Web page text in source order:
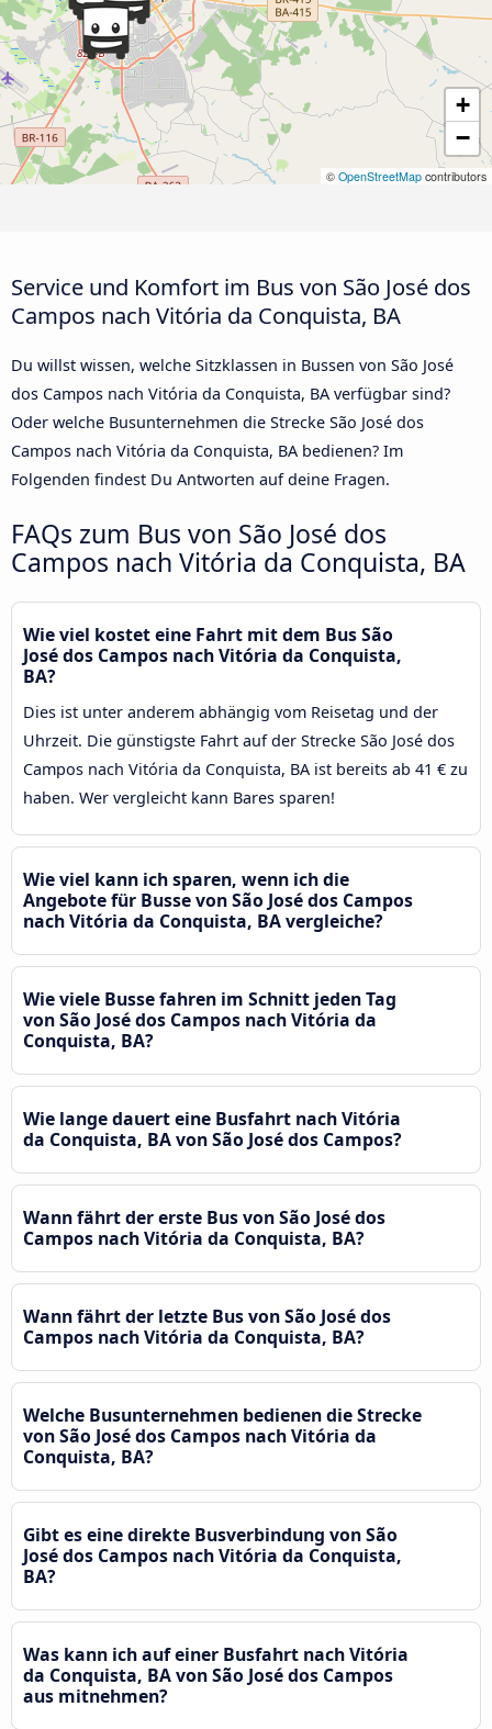
+
−
© OpenStreetMap contributors
Service und Komfort im Bus von São José dos
Campos nach Vitória da Conquista, BA
Du willst wissen, welche Sitzklassen in Bussen von São José
dos Campos nach Vitória da Conquista, BA verfügbar sind?
Oder welche Busunternehmen die Strecke São José dos
Campos nach Vitória da Conquista, BA bedienen? Im
Folgenden findest Du Antworten auf deine Fragen.
FAQs zum Bus von São José dos
Campos nach Vitória da Conquista, BA
Wie viel kostet eine Fahrt mit dem Bus São
José dos Campos nach Vitória da Conquista,
BA?
Dies ist unter anderem abhängig vom Reisetag und der
Uhrzeit. Die günstigste Fahrt auf der Strecke São José dos
Campos nach Vitória da Conquista, BA ist bereits ab 41 € zu
haben. Wer vergleicht kann Bares sparen!
Wie viel kann ich sparen, wenn ich die
Angebote für Busse von São José dos Campos
nach Vitória da Conquista, BA vergleiche?
Wie viele Busse fahren im Schnitt jeden Tag
von São José dos Campos nach Vitória da
Conquista, BA?
Wie lange dauert eine Busfahrt nach Vitória
da Conquista, BA von São José dos Campos?
Wann fährt der erste Bus von São José dos
Campos nach Vitória da Conquista, BA?
Wann fährt der letzte Bus von São José dos
Campos nach Vitória da Conquista, BA?
Welche Busunternehmen bedienen die Strecke
von São José dos Campos nach Vitória da
Conquista, BA?
Gibt es eine direkte Busverbindung von São
José dos Campos nach Vitória da Conquista,
BA?
Was kann ich auf einer Busfahrt nach Vitória
da Conquista, BA von São José dos Campos
aus mitnehmen?